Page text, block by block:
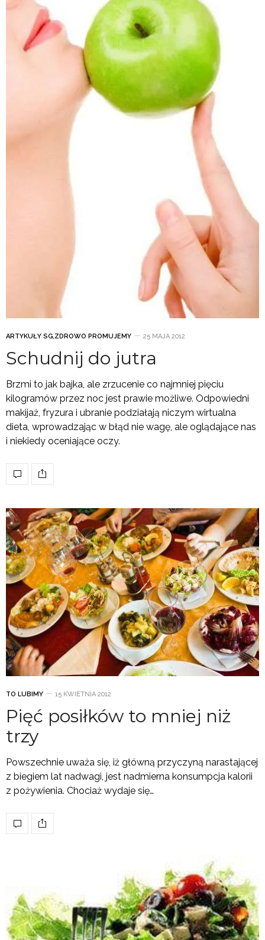
ARTYKUŁY SG,ZDROWO PROMUJEMY 25 MAJA 2012
Schudnij do jutra
Brzmi to jak bajka, ale zrzucenie co najmniej pięciu
kilogramów przez noc jest prawie możliwe. Odpowiedni
makijaż, fryzura i ubranie podziałają niczym wirtualna
dieta, wprowadzając w błąd nie wagę, ale oglądające nas
i niekiedy oceniające oczy.
TO LUBIMY 15 KWIETNIA 2012
Pięć posiłków to mniej niż
trzy
Powszechnie uważa się, iż główną przyczyną narastającej
z biegiem lat nadwagi, jest nadmierna konsumpcja kalorii
z pożywienia. Chociaż wydaje się…